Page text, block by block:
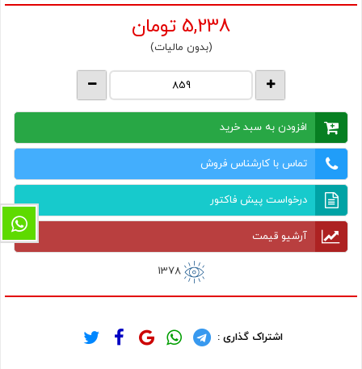
5,238 تومان
(بدون مالیات)
افزودن به سبد خرید
تماس با کارشناس فروش
درخواست پیش فاکتور
آرشیو قیمت
1378
اشتراک گذاری :